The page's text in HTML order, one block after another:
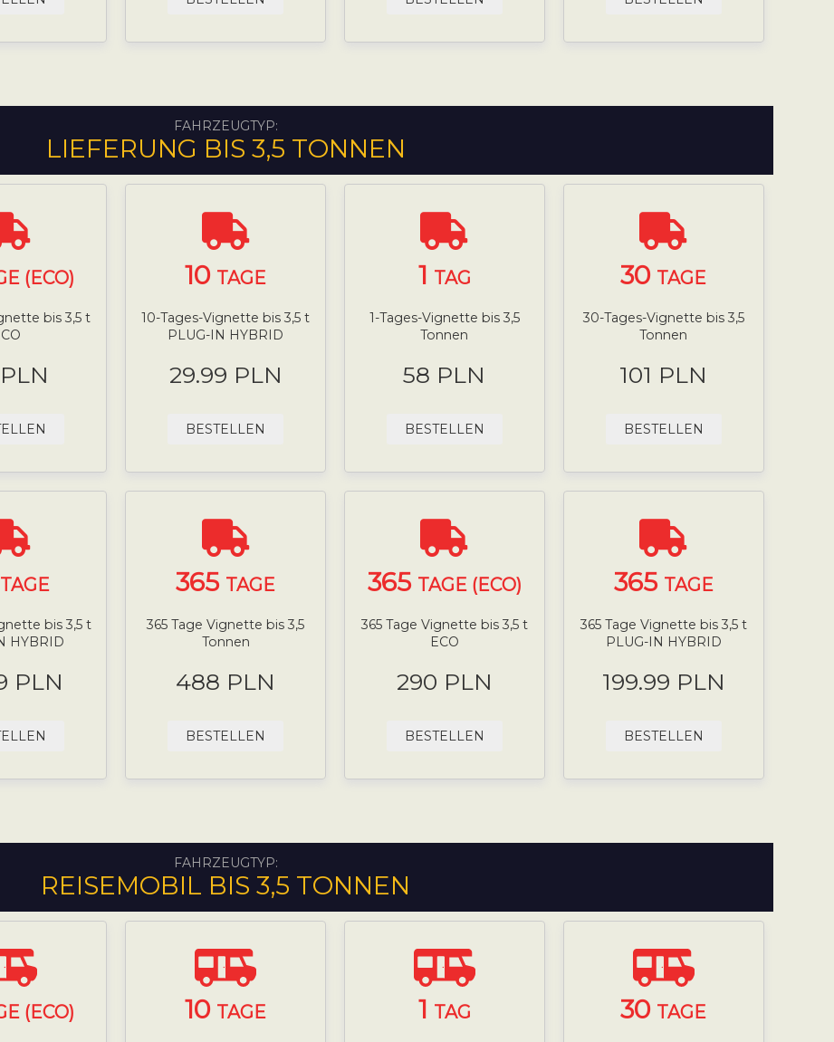
FAHRZEUGTYP:
LIEFERUNG BIS 3,5 TONNEN
(ECO)
bis 3,5 t
10 TAGE
10-Tages-Vignette bis 3,5 t
PLUG-IN HYBRID
29.99 PLN
BESTELLEN
1 TAG
1-Tages-Vignette bis 3,5
Tonnen
58 PLN
BESTELLEN
30 TAGE
30-Tages-Vignette bis 3,5
Tonnen
101 PLN
BESTELLEN
TAGE
bis 3,5 t
HYBRID
PLN
365 TAGE
365 Tage Vignette bis 3,5
Tonnen
488 PLN
BESTELLEN
365 TAGE (ECO)
365 Tage Vignette bis 3,5 t
ECO
290 PLN
BESTELLEN
365 TAGE
365 Tage Vignette bis 3,5 t
PLUG-IN HYBRID
199.99 PLN
BESTELLEN
FAHRZEUGTYP:
REISEMOBIL BIS 3,5 TONNEN
(ECO) 10 TAGE 1 TAG 30 TAGE